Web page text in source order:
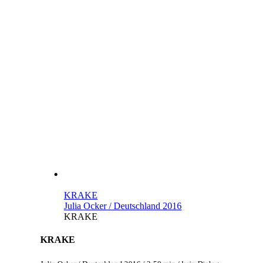
KRAKE
Julia Ocker / Deutschland 2016
KRAKE
KRAKE